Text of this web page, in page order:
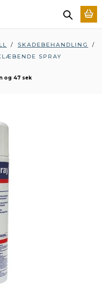
/ SKADEBEHANDLING
/
SPRAY
og 46 sek